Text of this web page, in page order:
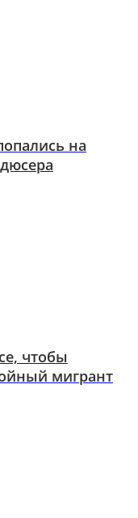
на
чтобы
мигрант